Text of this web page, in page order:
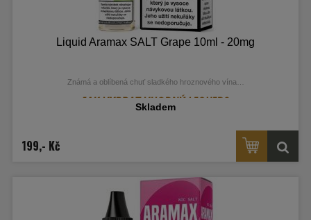
Liquid Aramax SALT Grape 10ml - 20mg
Známá a oblíbená chuť sladkého hroznového vína…
Skladem
199,- Kč